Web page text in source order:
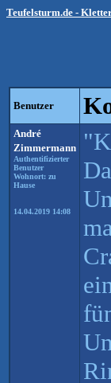
Teufelsturm.de -
Benutzer
André
Zimmermann
Authentifizierter
Benutzer
Wohnort: zu
Hause
14.04.2019 14:08